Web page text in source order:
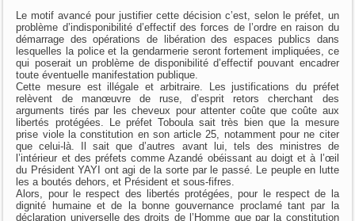
Le motif avancé pour justifier cette décision c’est, selon le préfet, un
problème d’indisponibilité d’effectif des forces de l’ordre en raison du
démarrage des opérations de libération des espaces publics dans
lesquelles la police et la gendarmerie seront fortement impliquées, ce
qui poserait un problème de disponibilité d’effectif pouvant encadrer
toute éventuelle manifestation publique.
Cette mesure est illégale et arbitraire. Les justifications du préfet
relèvent de manœuvre de ruse, d’esprit retors cherchant des
arguments tirés par les cheveux pour attenter coûte que coûte aux
libertés protégées. Le préfet Toboula sait très bien que la mesure
prise viole la constitution en son article 25, notamment pour ne citer
que celui-là. Il sait que d’autres avant lui, tels des ministres de
l’intérieur et des préfets comme Azandé obéissant au doigt et à l’œil
du Président YAYI ont agi de la sorte par le passé. Le peuple en lutte
les a boutés dehors, et Président et sous-fifres.
Alors, pour le respect des libertés protégées, pour le respect de la
dignité humaine et de la bonne gouvernance proclamé tant par la
déclaration universelle des droits de l’Homme que par la constitution